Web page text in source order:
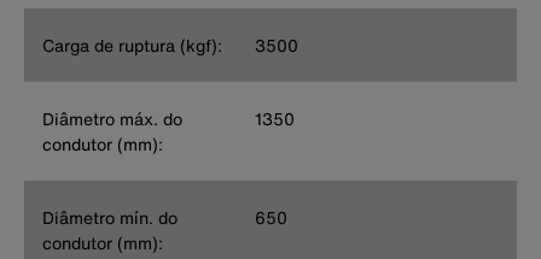
Carga de ruptura (kgf): 3500
Diâmetro máx. do
condutor (mm):
1350
Diâmetro mín. do
condutor (mm):
650